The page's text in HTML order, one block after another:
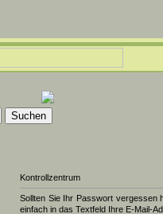
Kontrollzentrum
Sollten Sie Ihr Passwort vergessen
einfach in das Textfeld Ihre E-Mail-